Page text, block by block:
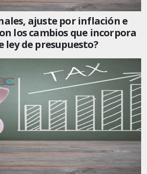
ajuste por inflación e
los cambios que incorpora
ley de presupuesto?